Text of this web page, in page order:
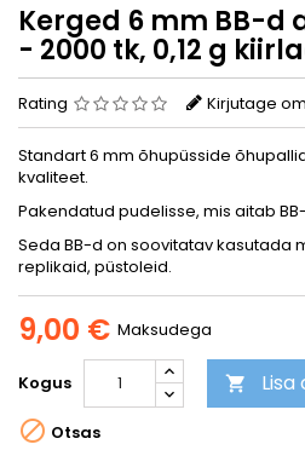
Kerged 6 mm BB-d
- 2000 tk, 0,12 g
Rating Kirjutage
Standart 6 mm õhupüsside
kvaliteet.
Pakendatud pudelisse, mis aitab
Seda BB-d on soovitatav kasutada
replikaid, püstoleid.
9,00 € Maksudega
Kogus  Lisa
 Otsas